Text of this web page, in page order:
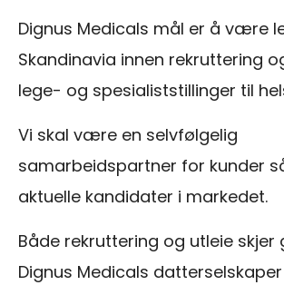
Dignus Medicals mål er å være
Skandinavia innen rekruttering
lege- og spesialiststillinger til
Vi skal være en selvfølgelig
samarbeidspartner for kunder
aktuelle kandidater i markedet.
Både rekruttering og utleie skjer
Dignus Medicals